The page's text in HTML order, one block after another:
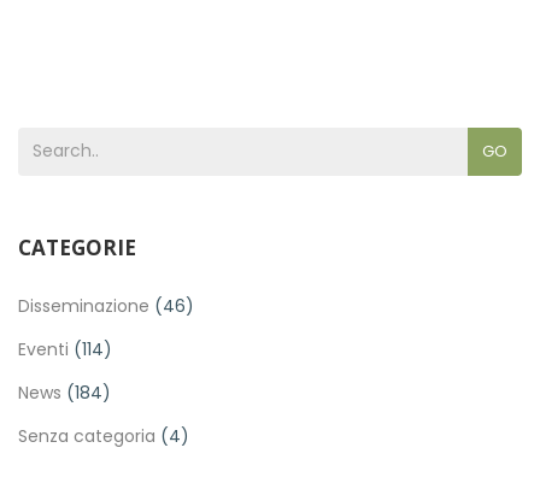
GO
CATEGORIE
Disseminazione (46)
Eventi (114)
News (184)
Senza categoria (4)